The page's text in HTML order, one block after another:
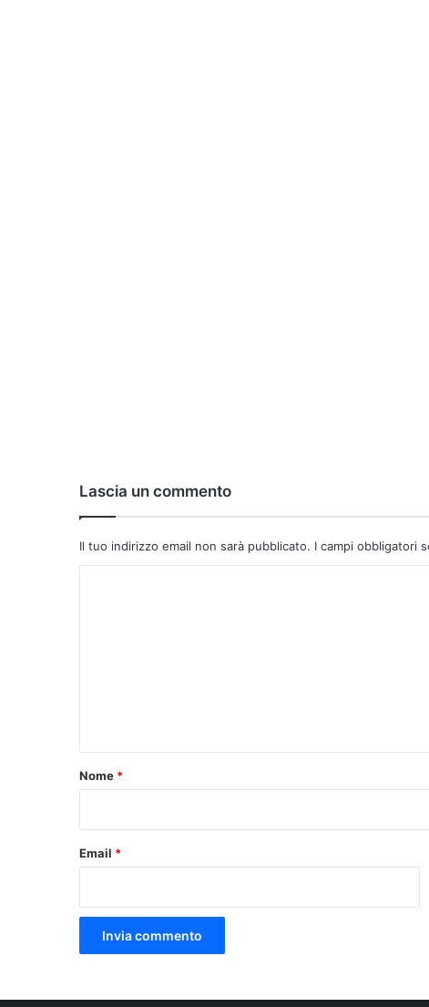
Lascia un commento
Il tuo indirizzo email non sarà pubblicato. I campi obbligatori
o
Nome *
Email *